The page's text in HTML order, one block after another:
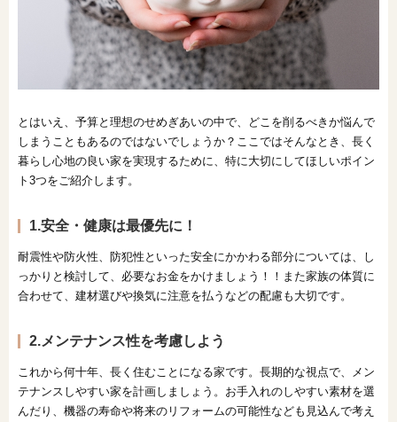
とはいえ、予算と理想のせめぎあいの中で、どこを削るべきか悩んで
しまうこともあるのではないでしょうか？ここではそんなとき、長く
暮らし心地の良い家を実現するために、特に大切にしてほしいポイン
ト3つをご紹介します。
1.安全・健康は最優先に！
耐震性や防火性、防犯性といった安全にかかわる部分については、し
っかりと検討して、必要なお金をかけましょう！！また家族の体質に
合わせて、建材選びや換気に注意を払うなどの配慮も大切です。
2.メンテナンス性を考慮しよう
これから何十年、長く住むことになる家です。長期的な視点で、メン
テナンスしやすい家を計画しましょう。お手入れのしやすい素材を選
んだり、機器の寿命や将来のリフォームの可能性なども見込んで考え